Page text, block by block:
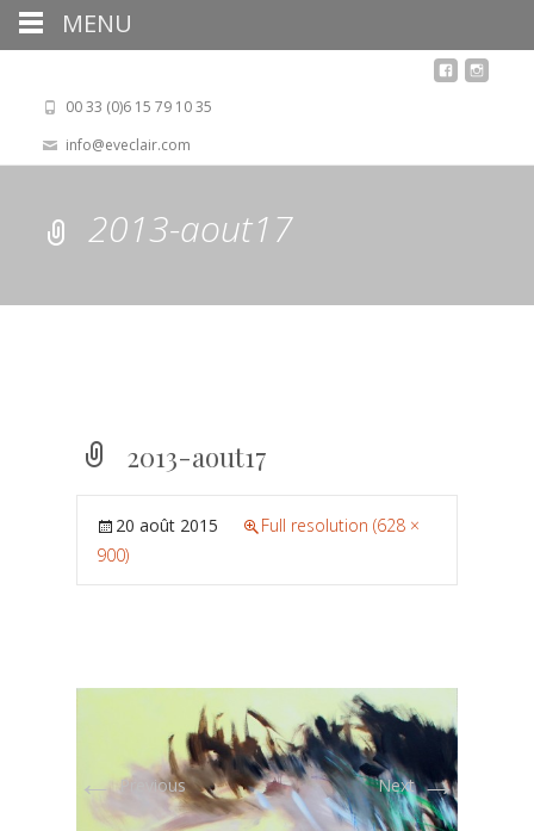
00 33 (0)6 15 79 10 35
info@eveclair.com
2013-aout17
2013-aout17
20 août 2015
Full resolution (628 ×
900)
←Previous Next→
MENU